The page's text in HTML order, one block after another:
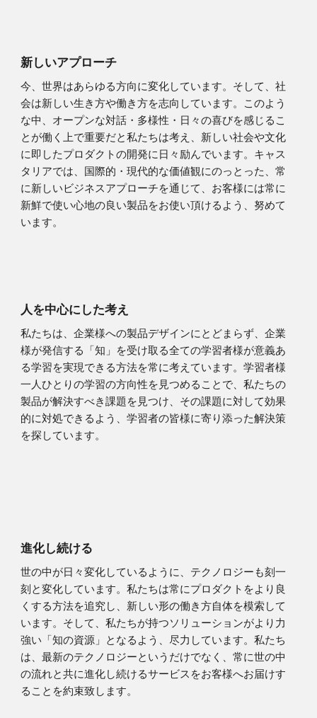
新しいアプローチ
今、世界はあらゆる方向に変化しています。そして、社
会は新しい生き方や働き方を志向しています。このよう
な中、オープンな対話・多様性・日々の喜びを感じるこ
とが働く上で重要だと私たちは考え、新しい社会や文化
に即したプロダクトの開発に日々励んでいます。キャス
タリアでは、国際的・現代的な価値観にのっとった、常
に新しいビジネスアプローチを通じて、お客様には常に
新鮮で使い心地の良い製品をお使い頂けるよう、努めて
います。
人を中心にした考え
私たちは、企業様への製品デザインにとどまらず、企業
様が発信する「知」を受け取る全ての学習者様が意義あ
る学習を実現できる方法を常に考えています。学習者様
一人ひとりの学習の方向性を見つめることで、私たちの
製品が解決すべき課題を見つけ、その課題に対して効果
的に対処できるよう、学習者の皆様に寄り添った解決策
を探しています。
進化し続ける
世の中が日々変化しているように、テクノロジーも刻一
刻と変化しています。私たちは常にプロダクトをより良
くする方法を追究し、新しい形の働き方自体を模索して
います。そして、私たちが持つソリューションがより力
強い「知の資源」となるよう、尽力しています。私たち
は、最新のテクノロジーというだけでなく、常に世の中
の流れと共に進化し続けるサービスをお客様へお届けす
ることを約束致します。